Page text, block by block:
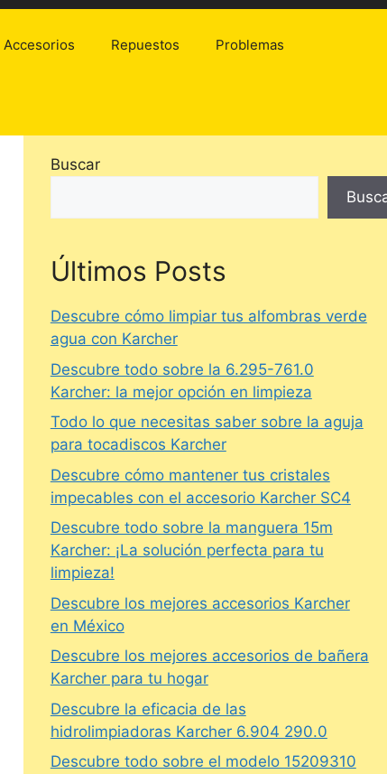
Accesorios Repuestos Problemas
Buscar
Últimos Posts
Descubre cómo limpiar tus alfombras verde
agua con Karcher
Descubre todo sobre la 6.295-761.0
Karcher: la mejor opción en limpieza
Todo lo que necesitas saber sobre la aguja
para tocadiscos Karcher
Descubre cómo mantener tus cristales
impecables con el accesorio Karcher SC4
Descubre todo sobre la manguera 15m
Karcher: ¡La solución perfecta para tu
limpieza!
Descubre los mejores accesorios Karcher
en México
Descubre los mejores accesorios de bañera
Karcher para tu hogar
Descubre la eficacia de las
hidrolimpiadoras Karcher 6.904 290.0
Descubre todo sobre el modelo 15209310